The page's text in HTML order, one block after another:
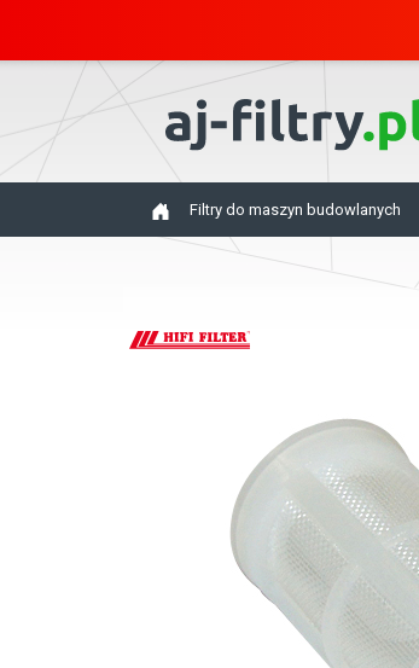
Filtry do maszyn budowlanych